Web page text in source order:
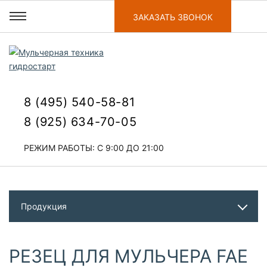
8 (495) 540-58-81
8 (925) 634-70-05
РЕЖИМ РАБОТЫ: С 9:00 ДО 21:00
ЗАКАЗАТЬ ЗВОНОК
Продукция
РЕЗЕЦ ДЛЯ МУЛЬЧЕРА FAE